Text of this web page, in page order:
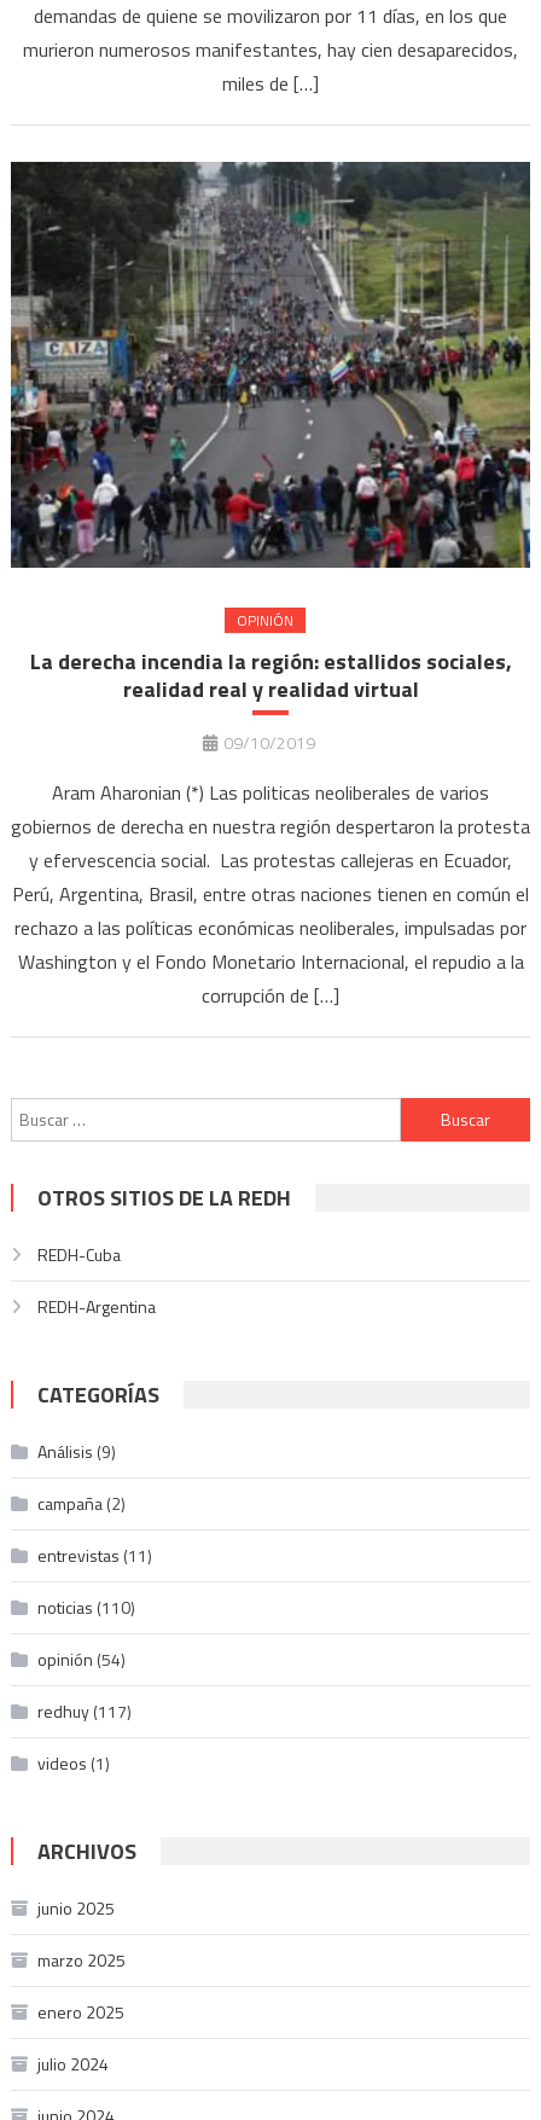
demandas de quiene se movilizaron por 11 días, en los que
murieron numerosos manifestantes, hay cien desaparecidos,
miles de […]
OPINIÓN
La derecha incendia la región: estallidos sociales,
realidad real y realidad virtual
09/10/2019
Aram Aharonian (*) Las politicas neoliberales de varios
gobiernos de derecha en nuestra región despertaron la protesta
y efervescencia social. Las protestas callejeras en Ecuador,
Perú, Argentina, Brasil, entre otras naciones tienen en común el
rechazo a las políticas económicas neoliberales, impulsadas por
Washington y el Fondo Monetario Internacional, el repudio a la
corrupción de […]
Buscar:
OTROS SITIOS DE LA REDH
REDH-Cuba
REDH-Argentina
CATEGORÍAS
Análisis (9)
campaña(2)
entrevistas (11)
noticias (110)
opinión (54)
redhuy(117)
videos (1)
ARCHIVOS
junio 2025
marzo 2025
enero 2025
julio 2024